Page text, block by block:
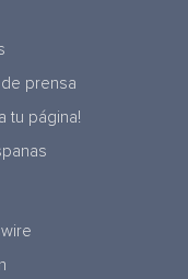
prensa
tu página!